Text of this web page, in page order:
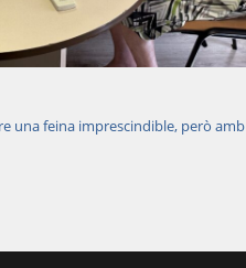
una feina imprescindible, però amb